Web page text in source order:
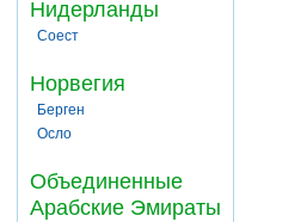
Нидерланды
Соест
Норвегия
Берген
Осло
Объединенные
Арабские Эмираты